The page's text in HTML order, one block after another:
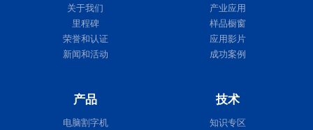
关于我们
里程碑
荣誉和认证
新闻和活动
产业应用
样品橱窗
应用影片
成功案例
产品
电脑割字机
技术
知识专区